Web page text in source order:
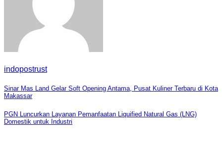
indopostrust
Navigasi
Sinar Mas Land Gelar Soft Opening Antama, Pusat Kuliner Terbaru di Kota
Makassar
PGN Luncurkan Layanan Pemanfaatan Liquified Natural Gas (LNG)
Domestik untuk Industri